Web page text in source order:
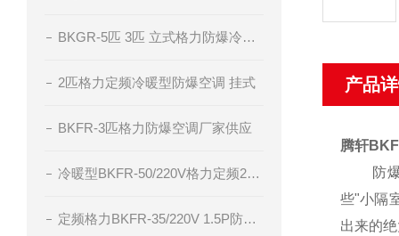
BKGR-5匹 3匹 立式格力防爆冷暖型空调
2匹格力定频冷暖型防爆空调 挂式
BKFR-3匹格力防爆空调厂家供应
冷暖型BKFR-50/220V格力定频2匹防爆空调
定频格力BKFR-35/220V 1.5P防爆空调
产品
腾轩
防爆空
些"小隔
出来的